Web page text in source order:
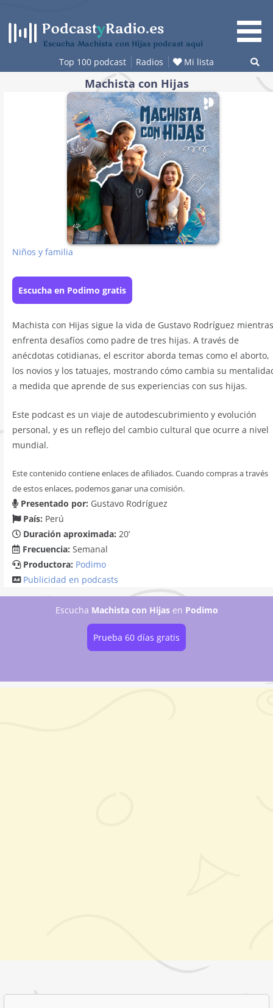
contenido
Escucha Machista con Hijas podcast aquí
Top 100 podcast Radios Mi lista
Machista con Hijas
Niños y familia
Escucha en Podimo gratis
Machista con Hijas sigue la vida de Gustavo Rodríguez mientras
enfrenta desafíos como padre de tres hijas. A través de
anécdotas cotidianas, el escritor aborda temas como el aborto,
los novios y los tatuajes, mostrando cómo cambia su
a medida que aprende de sus experiencias con sus hijas.
Este podcast es un viaje de autodescubrimiento y evolución
personal, y es un reflejo del cambio cultural que ocurre a nivel
mundial.
Este contenido contiene enlaces de afiliados. Cuando compras a través
de estos enlaces, podemos ganar una comisión.
Presentado por: Gustavo Rodríguez
País: Perú
Duración aproximada: 20’
Frecuencia: Semanal
Productora: Podimo
Publicidad en podcasts
Escucha Machista con Hijasen Podimo
Prueba 60 días gratis